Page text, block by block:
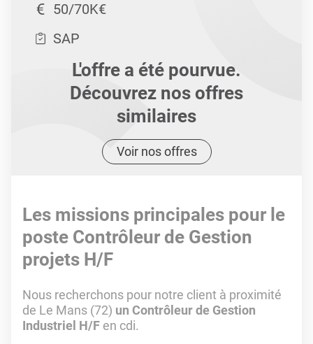
50/70K€
SAP
L'offre a été pourvue.
Découvrez nos offres
similaires
Voir nos offres
Les missions principales pour le
poste Contrôleur de Gestion
projets H/F
Nous recherchons pour notre client à proximité
de Le Mans (72) un Contrôleur de Gestion
Industriel H/F en cdi.